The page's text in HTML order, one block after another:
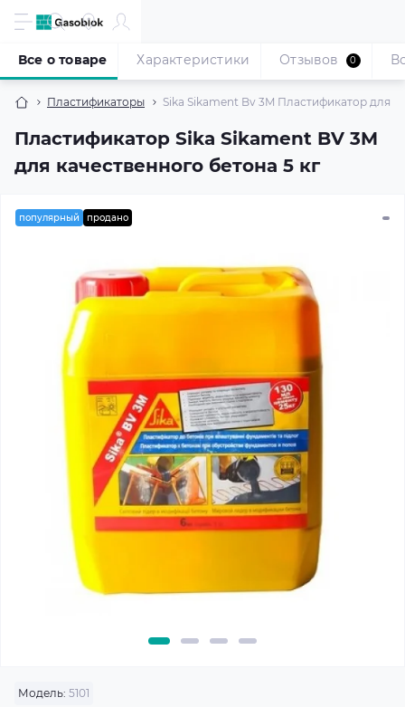
Пластификаторы Sika Sikament Bv 3M Пластификатор для
Пластификатор Sika Sikament BV 3M
для качественного бетона 5 кг
Все о товаре Характеристики Отзывов 0
популярный продано
Модель: 5101